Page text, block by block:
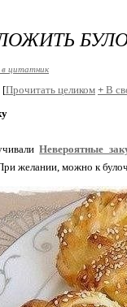
цитатник
[Прочитать целиком + В
Невероятные
желании, можно к